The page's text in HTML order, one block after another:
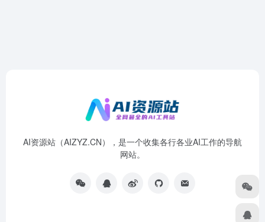
AI资源站（AIZYZ.CN），是一个收集各行各业AI工作的导航
网站。